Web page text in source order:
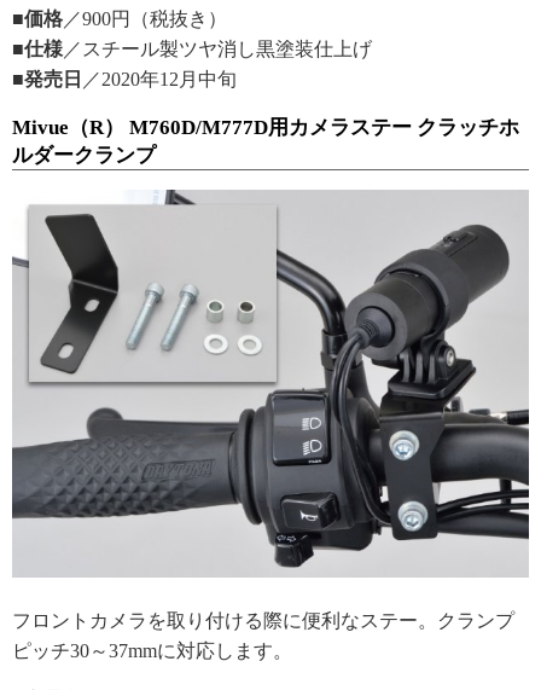
■価格 ／900円（税抜き）
■仕様 ／スチール製ツヤ消し黒塗装仕上げ
■発売日 ／2020年12月中旬
Mivue（R） M760D/M777D用カメラステー クラッチホ
ルダークランプ
フロントカメラを取り付ける際に便利なステー。クランプ
ピッチ30～37mmに対応します。